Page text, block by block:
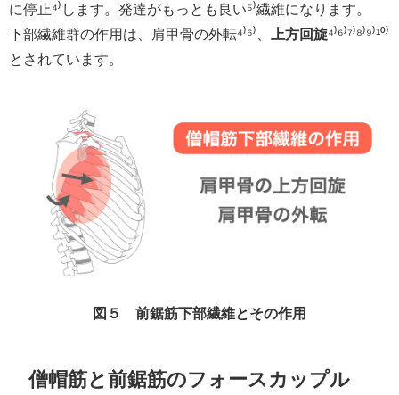
に停止⁴⁾します。発達がもっとも良い⁵⁾繊維になります。
下部繊維群の作用は、肩甲骨の外転⁴⁾⁶⁾、
上方回旋⁴⁾⁶⁾⁷⁾⁸⁾⁹⁾¹⁰⁾
とされています。
図５ 前鋸筋下部繊維とその作用
僧帽筋と前鋸筋のフォースカップル